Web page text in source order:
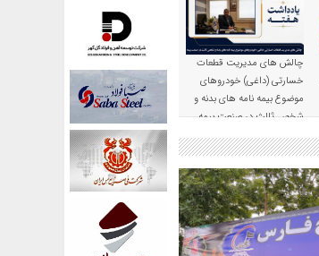
چالش های مدیریت قطعات
خسارتی (داغی) خودروهای
موضوع بیمه نامه های بدنه و
شخص ثالث در صنعت بیمه